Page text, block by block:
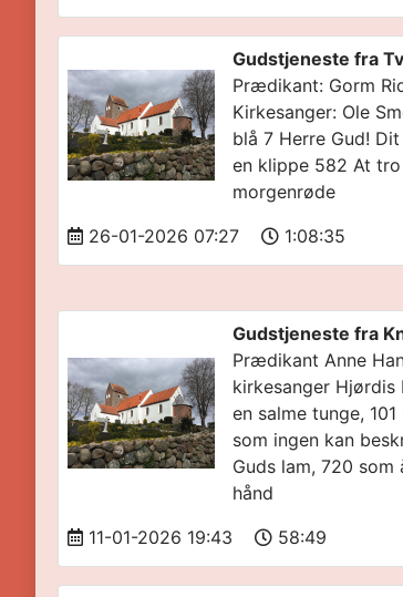
Gudstjeneste fra
Prædikant: Gorm
Kirkesanger: Ole
blå 7 Herre Gud!
en klippe 582 At
morgenrøde
26-01-2026 07:27 1:08:35
Gudstjeneste fra
Prædikant Anne
kirkesanger Hjørdis
en salme tunge,
som ingen kan
Guds lam, 720
hånd
11-01-2026 19:43 58:49